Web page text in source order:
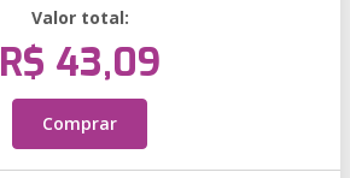
Valor total:
R$ 43,09
Comprar